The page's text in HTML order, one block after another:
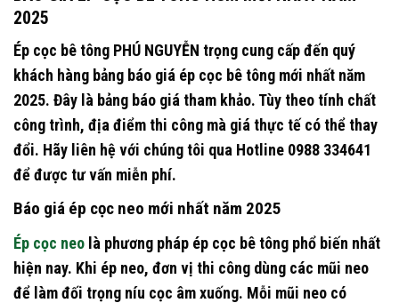
2025
Ép cọc bê tông PHÚ NGUYỄN trọng cung cấp đến quý
khách hàng bảng báo giá ép cọc bê tông mới nhất năm
2025. Đây là bảng báo giá tham khảo. Tùy theo tính chất
công trình, địa điểm thi công mà giá thực tế có thể thay
đổi. Hãy liên hệ với chúng tôi qua Hotline 0988 334641
để được tư vấn miễn phí.
Báo giá ép cọc neo mới nhất năm 2025
Ép cọc neo là phương pháp ép cọc bê tông phổ biến nhất
hiện nay. Khi ép neo, đơn vị thi công dùng các mũi neo
để làm đối trọng níu cọc âm xuống. Mỗi mũi neo có